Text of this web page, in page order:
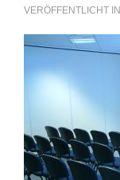
VERÖFFENTLICHT IN